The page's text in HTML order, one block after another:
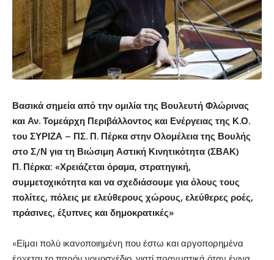
Βασικά σημεία από την ομιλία της Βουλευτή Φλώρινας
και Αν. Τομεάρχη Περιβάλλοντος και Ενέργειας της Κ.Ο.
του ΣΥΡΙΖΑ – ΠΣ. Π. Πέρκα στην Ολομέλεια της Βουλής
στο Σ/Ν για τη Βιώσιμη Αστική Κινητικότητα (ΣΒΑΚ)
Π. Πέρκα: «Χρειάζεται όραμα, στρατηγική,
συμμετοχικότητα και να σχεδιάσουμε για όλους τους
πολίτες, πόλεις με ελεύθερους χώρους, ελεύθερες ροές,
πράσινες, έξυπνες και δημοκρατικές»
«Είμαι πολύ ικανοποιημένη που έστω και αργοπορημένα